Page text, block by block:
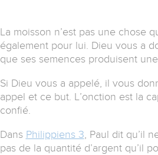
La moisson n’est pas une chose
également pour lui. Dieu vous a
que ses semences produisent
Si Dieu vous a appelé, il vous
appel et ce but. L’onction est la
confié.
Dans Philippiens 3, Paul dit qu’il
pas de la quantité d’argent qu’il